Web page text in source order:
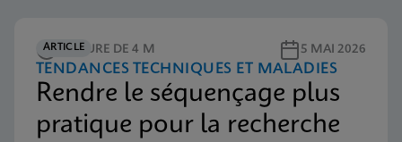
Document
C360 Privacy Policy 302-5345
ANGLAIS
ARTICLE
LECTURE DE 4 M 5 MAI 2026
TENDANCES TECHNIQUES ET MALADIES
Rendre le séquençage plus
pratique pour la recherche